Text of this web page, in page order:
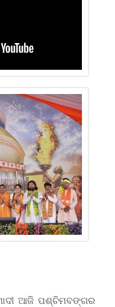
ଆଜି ପଶ୍ଚିମବଙ୍ଗର